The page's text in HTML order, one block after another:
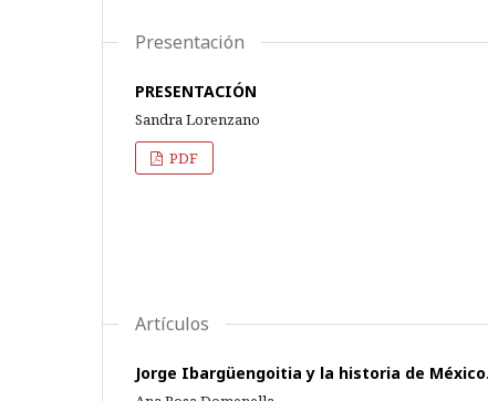
Presentación
PRESENTACIÓN
Sandra Lorenzano
PDF
Artículos
Jorge Ibargüengoitia y la historia de